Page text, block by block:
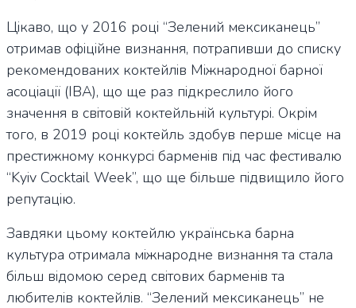
Цікаво, що у 2016 році “Зелений мексиканець”
отримав офіційне визнання, потрапивши до списку
рекомендованих коктейлів Міжнародної барної
асоціації (IBA), що ще раз підкреслило його
значення в світовій коктейльній культурі. Окрім
того, в 2019 році коктейль здобув перше місце на
престижному конкурсі барменів під час фестивалю
“Kyiv Cocktail Week”, що ще більше підвищило його
репутацію.
Завдяки цьому коктейлю українська барна
культура отримала міжнародне визнання та стала
більш відомою серед світових барменів та
любителів коктейлів. “Зелений мексиканець” не